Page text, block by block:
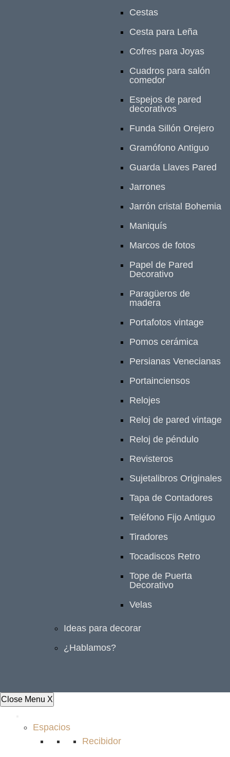
Cestas
Cesta para Leña
Cofres para Joyas
Cuadros para salón
comedor
Espejos de pared
decorativos
Funda Sillón Orejero
Gramófono Antiguo
Guarda Llaves Pared
Jarrones
Jarrón cristal Bohemia
Maniquís
Marcos de fotos
Papel de Pared
Decorativo
Paragüeros de
madera
Portafotos vintage
Pomos cerámica
Persianas Venecianas
Portainciensos
Relojes
Reloj de pared vintage
Reloj de péndulo
Revisteros
Sujetalibros Originales
Tapa de Contadores
Teléfono Fijo Antiguo
Tiradores
Tocadiscos Retro
Tope de Puerta
Decorativo
Velas
Ideas para decorar
¿Hablamos?
Close Menu X
Espacios
Recibidor